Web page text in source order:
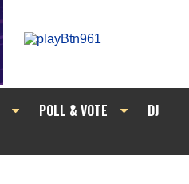
POLL & VOTE DJ